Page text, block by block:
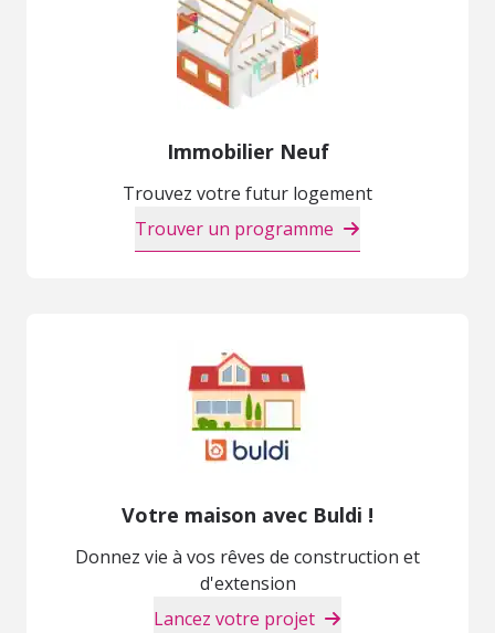
Immobilier Neuf
Trouvez votre futur logement
Trouver un programme
Votre maison avec Buldi !
Donnez vie à vos rêves de construction et
d'extension
Lancez votre projet